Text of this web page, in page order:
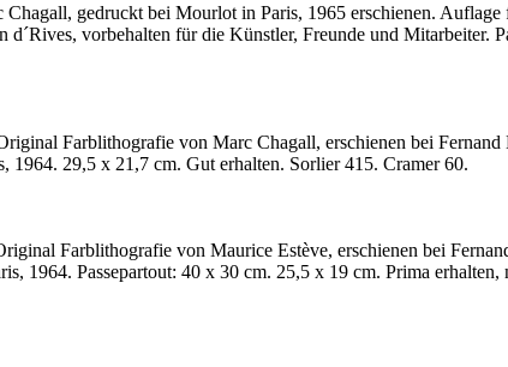
gedruckt bei Mourlot in Paris, 1965 erschienen.
vorbehalten für die Künstler, Freunde und Mitarbeiter.
Farblithografie von Marc Chagall, erschienen bei
29,5 x 21,7 cm. Gut erhalten. Sorlier 415. Cramer 60.
Farblithografie von Maurice Estève, erschienen bei
1964. Passepartout: 40 x 30 cm. 25,5 x 19 cm. Prima erhalten,